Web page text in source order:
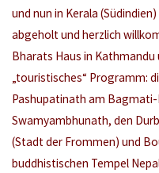
und nun in Kerala
abgeholt und herzlich
Bharats Haus in
„touristisches“ Programm:
Pashupatinath am Bagmati-
Swamyambhunath, den
(Stadt der Frommen) und
buddhistischen Tempel